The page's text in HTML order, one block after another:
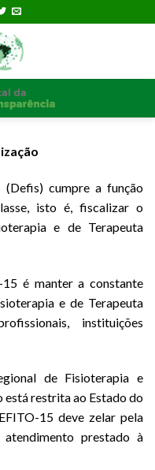
cumpre a função
isto é, fiscalizar o
e de Terapeuta
é manter a constante
e de Terapeuta
instituições
de Fisioterapia e
está restrita ao Estado do
15 deve zelar pela
prestado à